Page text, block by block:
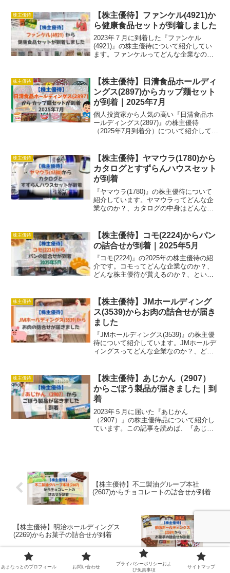
株主優待
【株主優待】ファンケル(4921)か
ら健康食品セットが到着しました
2023年７月に到着した『ファンケル
(4921)』の株主優待について紹介してい
ます。ファンケルってどんな企業なの
どうか？ ということについて解説してい
ます。
株主優待
【株主優待】日清食品ホールディ
ングス(2897)からカップ麺セット
が到着｜2025年7月
個人投資家から人気の高い『日清食品ホ
ールディングス(2897)』の株主優待
（2025年7月到着分）について紹介してい
が分かります。気になった方は読んでみ
てください。
株主優待
【株主優待】ヤマウラ(1780)から
カタログとすずらんハウスセット
が到着
『ヤマウラ(1780)』の株主優待について
紹介しています。ヤマウラってどんな企
業なのか？、カタログの中身はどんなラ
商品が貰えるヤマウラの株主優待に興味
がある方は是非ご覧ください。
株主優待
【株主優待】コモ(2224)からパン
の詰合せが到着｜2025年5月
『コモ(2224)』の2025年の株主優待の紹
介です。コモってどんな企業なのか？、
どんな株主優待が貰えるのか？、という
ロングライフパンが貰える株主優待に興
味がある方は是非ご覧ください。
株主優待
【株主優待】JMホールディング
ス(3539)からお肉の詰合せが届き
ました
『JMホールディングス(3539)』の株主優
待について紹介しています。JMホールデ
ィングスってどんな企業なのか？、どん
のお肉の詰合せが貰える株主優待に興味
がある方は是非ご覧ください。
株主優待
【株主優待】あじかん（2907）
からごぼう製品が届きました｜到
着
2023年５月に届いた『あじかん
（2907）』の株主優待品について紹介し
ています。この記事を読めば、『あじか
【株主優待】不二製油グループ本社
(2607)からチョコレートの詰合せが到着
【株主優待】明治ホールディングス
(2269)からお菓子の詰合せが到着
あまなっとのプロフィール お問い合わせ
プライバシーポリシーおよ
び免責事項
サイトマップ